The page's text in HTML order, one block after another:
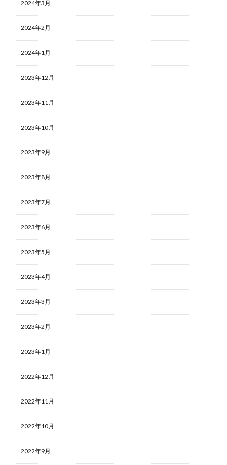
2024年3月
2024年2月
2024年1月
2023年12月
2023年11月
2023年10月
2023年9月
2023年8月
2023年7月
2023年6月
2023年5月
2023年4月
2023年3月
2023年2月
2023年1月
2022年12月
2022年11月
2022年10月
2022年9月